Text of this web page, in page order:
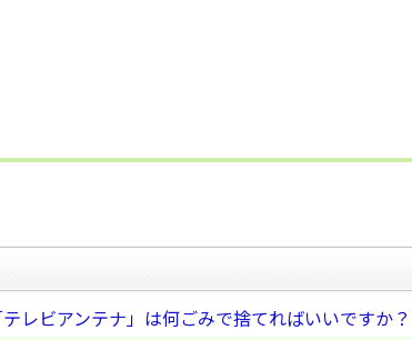
テレビアンテナ」は何ごみで捨てればいいですか？